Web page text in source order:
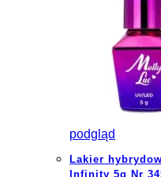
podgląd
Lakier
Infinity 5g Nr